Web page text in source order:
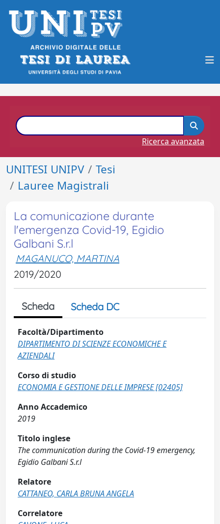
Ricerca avanzata
UNITESI UNIPV
Tesi
Lauree Magistrali
La comunicazione durante
l'emergenza Covid-19, Egidio
Galbani S.r.l
MAGANUCO, MARTINA
2019/2020
Scheda Scheda DC
Facoltà/Dipartimento
DIPARTIMENTO DI SCIENZE ECONOMICHE E
AZIENDALI
Corso di studio
ECONOMIA E GESTIONE DELLE IMPRESE [02405]
Anno Accademico
2019
Titolo inglese
The communication during the Covid-19 emergency,
Egidio Galbani S.r.l
Relatore
CATTANEO, CARLA BRUNA ANGELA
Correlatore